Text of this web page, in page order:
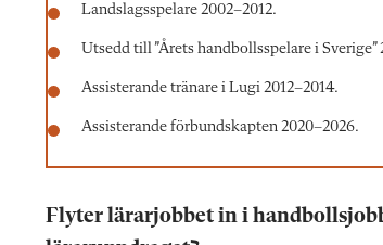
Landslagsspelare 2002–2012.
Utsedd till ”Årets handbolls­spelare i Sverige”
Assisterande tränare i Lugi 2012–2014.
Assisterande förbundskapten 2020–2026.
Flyter lärarjobbet in i